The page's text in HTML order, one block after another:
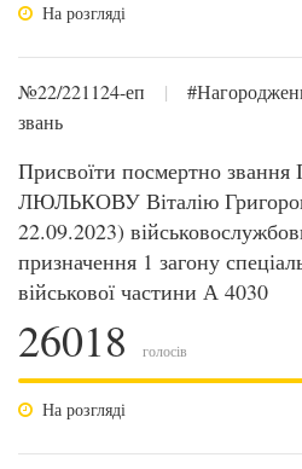
На розгляді
№22/221124-еп |
звань
Присвоїти посмертно звання
ЛЮЛЬКОВУ Віталію
22.09.2023)
призначення 1 загону
військової частини А 4030
26018 голосів
На розгляді